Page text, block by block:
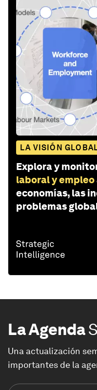
LA VISIÓN
Explora y
laboral y empleo
economías, las
problemas
La Agenda
Una actualización
importantes de la